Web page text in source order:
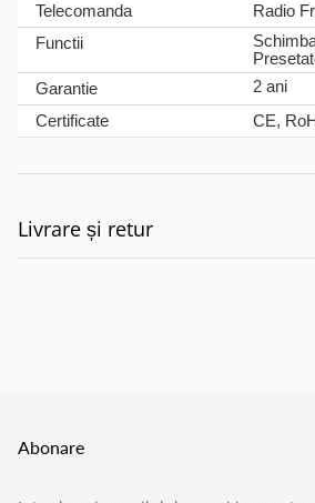
Telecomanda
Radio
Functii
Garantie
2 ani
Certificate
CE,
Livrare și retur
Abonare